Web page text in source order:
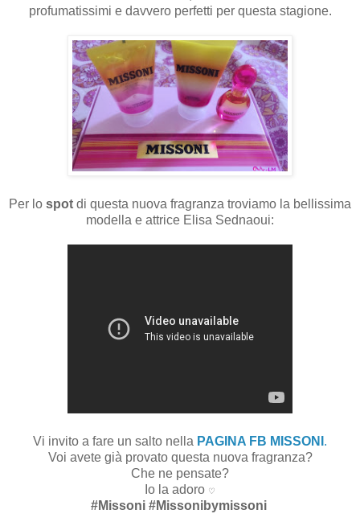
profumatissimi e davvero perfetti per questa stagione.
Per lo spot di questa nuova fragranza troviamo la bellissima
modella e attrice Elisa Sednaoui:
Vi invito a fare un salto nella PAGINA FB MISSONI .
Voi avete già provato questa nuova fragranza?
Che ne pensate?
Io la adoro ♡
#Missoni #Missonibymissoni